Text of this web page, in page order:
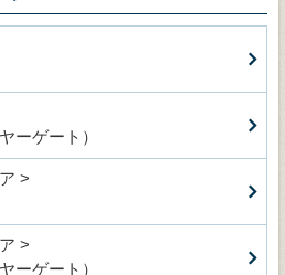
ーゲート）
>
>
ーゲート）